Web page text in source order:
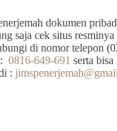
dokumen
saja cek situs resminya
di nomor telepon
0816-649-691 serta
: